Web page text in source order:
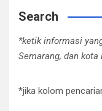
Search
*ketik informasi
Semarang, dan kota
*jika kolom